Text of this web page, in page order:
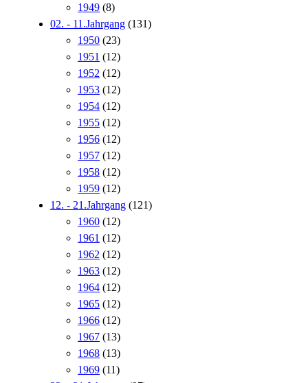
1949 (8)
02. - 11.Jahrgang (131)
1950 (23)
1951 (12)
1952 (12)
1953 (12)
1954 (12)
1955 (12)
1956 (12)
1957 (12)
1958 (12)
1959 (12)
12. - 21.Jahrgang (121)
1960 (12)
1961 (12)
1962 (12)
1963 (12)
1964 (12)
1965 (12)
1966 (12)
1967 (13)
1968 (13)
1969 (11)